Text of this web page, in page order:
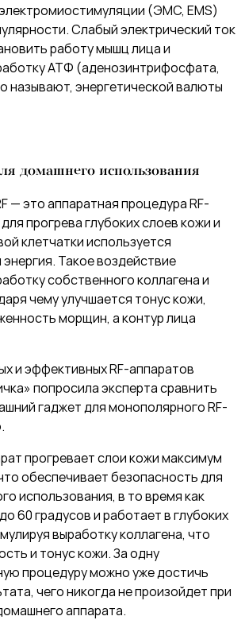
(ЭМС, EMS)
Слабый электрический ток
работу мышц лица и
АТФ (аденозинтрифосфата,
называют, энергетической валюты
домашнего использования
— это аппаратная процедура RF-
прогрева глубоких слоев кожи и
клетчатки используется
Такое воздействие
собственного коллагена и
чему улучшается тонус кожи,
морщин, а контур лица
и эффективных RF-аппаратов
попросила эксперта сравнить
гаджет для монополярного RF-
прогревает слои кожи максимум
обеспечивает безопасность для
использования, в то время как
60 градусов и работает в глубоких
выработку коллагена, что
и тонус кожи. За одну
процедуру можно уже достичь
чего никогда не произойдет при
аппарата.